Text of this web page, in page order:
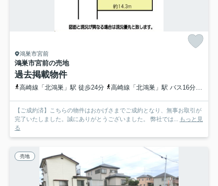
鴻巣市宮前
鴻巣市宮前の売地
過去掲載物件
高崎線「北鴻巣」駅 徒歩24分 高崎線「北鴻巣」駅 バス16分 埼玉県鴻巣市「宮登神社入口」 停歩5分
【ご成約済】こちらの物件はおかげさまでご成約となり、無事お取引が
完了いたしました。誠にありがとうございました。 弊社では... もっと見
る
売地